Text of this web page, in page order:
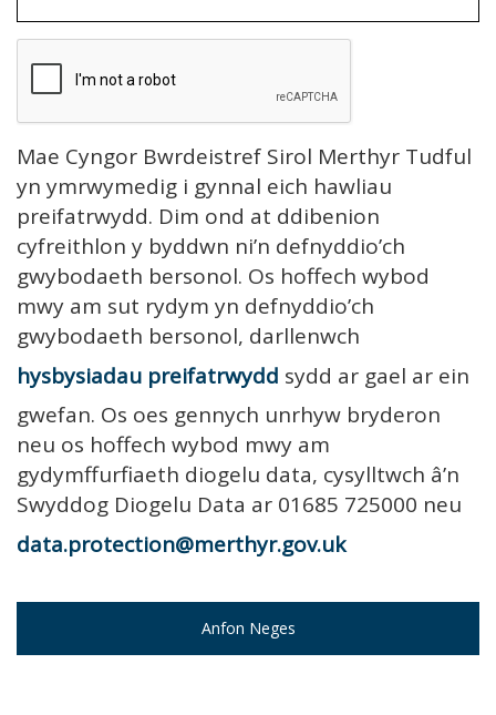
Mae Cyngor Bwrdeistref Sirol Merthyr Tudful
yn ymrwymedig i gynnal eich hawliau
preifatrwydd. Dim ond at ddibenion
cyfreithlon y byddwn ni’n defnyddio’ch
gwybodaeth bersonol. Os hoffech wybod
mwy am sut rydym yn defnyddio’ch
gwybodaeth bersonol, darllenwch
hysbysiadau preifatrwydd sydd ar gael ar ein
gwefan. Os oes gennych unrhyw bryderon
neu os hoffech wybod mwy am
gydymffurfiaeth diogelu data, cysylltwch â’n
Swyddog Diogelu Data ar 01685 725000 neu
data.protection@merthyr.gov.uk
Anfon Neges